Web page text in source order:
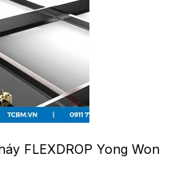
FLEXDROP Yong Won